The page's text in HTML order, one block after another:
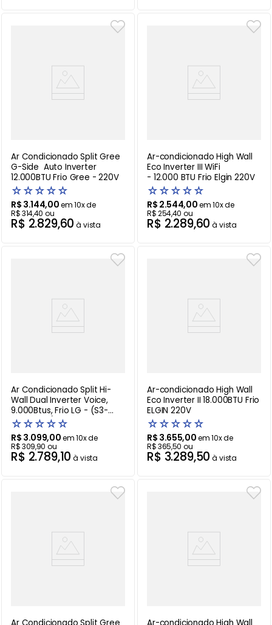
Ar Condicionado Split Gree
G-Side Auto Inverter
12.000BTU Frio Gree - 220V
☆☆☆☆☆
R$ 3.144,00em10x de
R$314,40 ou
R$ 2.829,60 à vista
Ar-condicionado High Wall
Eco Inverter III WiFi
- 12.000 BTU Frio Elgin 220V
☆☆☆☆☆
R$ 2.544,00em10x de
R$254,40 ou
R$ 2.289,60 à vista
Ar Condicionado Split Hi-
Wall Dual Inverter Voice,
9.000Btus, Frio LG - (S3-
Q09AA31A) - 220V
☆☆☆☆☆
R$ 3.099,00em10x de
R$309,90 ou
R$ 2.789,10 à vista
Ar-condicionado High Wall
Eco Inverter II 18.000BTU Frio
ELGIN 220V
☆☆☆☆☆
R$ 3.655,00em10x de
R$365,50 ou
R$ 3.289,50 à vista